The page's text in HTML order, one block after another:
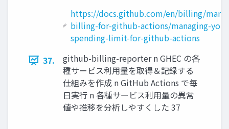
https://docs.github.com/en/billing/
billing-for-github-actions/managing-
spending-limit-for-github-actions
37.
github-billing-reporter n GHEC の各
種サービス利⽤量を取得＆記録する
仕組みを作成 n GitHub Actions で毎
⽇実⾏ n 各種サービス利⽤量の異常
値や推移を分析しやすくした 37